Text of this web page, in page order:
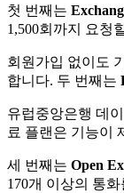
첫 번째는
1,500회까지 요청
회원가입 없이도
합니다. 두 번째는
유럽중앙은행 데
료 플랜은 기능이
세 번째는 Open
170개 이상의 통